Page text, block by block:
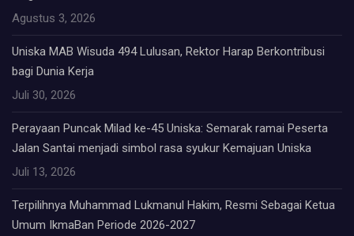
Agustus 3, 2026
Uniska MAB Wisuda 494 Lulusan, Rektor Harap Berkontribusi
bagi Dunia Kerja
Juli 30, 2026
Perayaan Puncak Milad ke-45 Uniska: Semarak ramai Peserta
Jalan Santai menjadi simbol rasa syukur Kemajuan Uniska
Juli 13, 2026
Terpilihnya Muhammad Lukmanul Hakim, Resmi Sebagai Ketua
Umum IkmaBan Periode 2026-2027